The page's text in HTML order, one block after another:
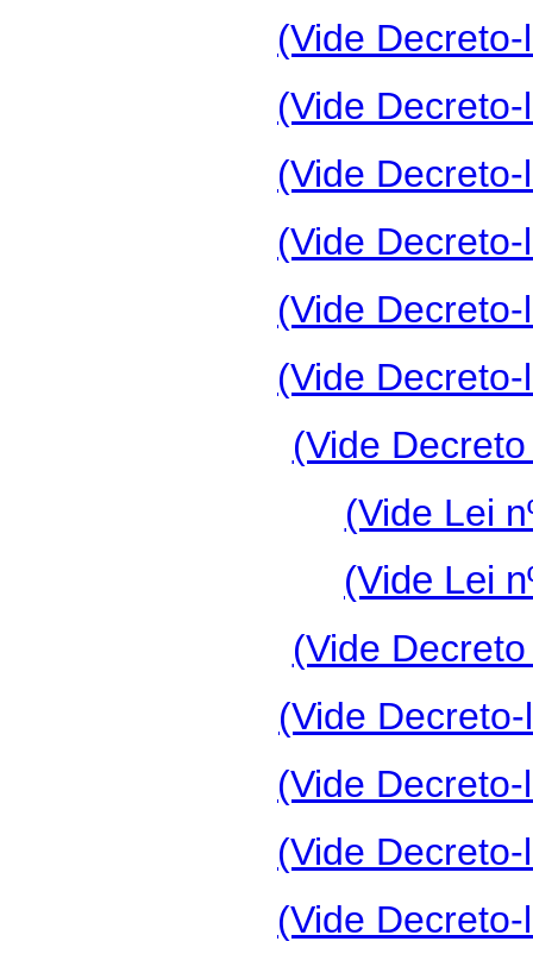
(Vide
(Vide
(Vide
(Vide
(Vide
(Vide
(Vide
(Vide Lei
(Vide Lei
(Vide
(Vide
(Vide
(Vide
(Vide